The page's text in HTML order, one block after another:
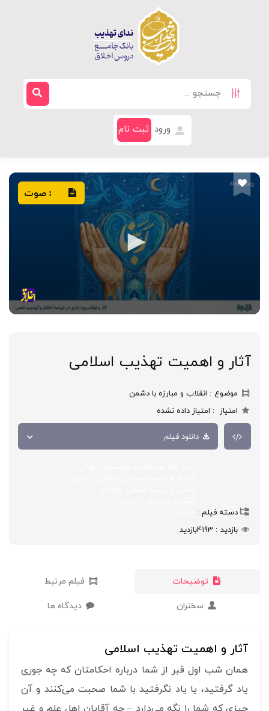
ورود ثبت نام
: صوت
آثار و اهمیت تهذیب اسلامی
موضوع
انقلاب و مبارزه با دشمن
امتیاز
امتیاز داده نشده
دانلود فیلم
دسته فیلم
بازدید
4193بازدید
توضیحات فیلم مرتبط
سخنران دیدگاه ها
آثار و اهمیت تهذیب اسلامی
همان شب اول قبر از شما درباره احکامتان که چه جوری
یاد گرفتید، یا یاد نگرفتید با شما صحبت می‌کنند و آن
چیزی که شما را نگه می‌دارد – چه آقایان اهل علم و غیر